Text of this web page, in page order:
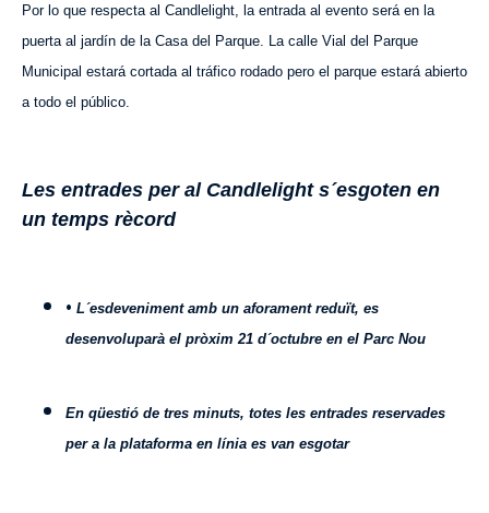
Por lo que respecta al Candlelight, la entrada al evento será en la
puerta al jardín de la Casa del Parque. La calle Vial del Parque
Municipal estará cortada al tráfico rodado pero el parque estará abierto
a todo el público.
Les entrades per al Candlelight s´esgoten en
un temps rècord
• L´esdeveniment amb un aforament reduït, es
desenvoluparà el pròxim 21 d´octubre en el Parc Nou
En qüestió de tres minuts, totes les entrades reservades
per a la plataforma en línia es van esgotar